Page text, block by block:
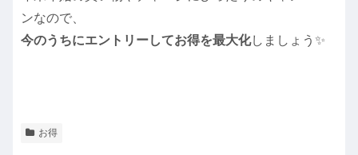
ンなので、
今のうちにエントリーしてお得を最大化しましょう✨
お得